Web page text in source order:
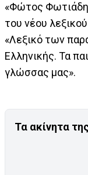
«Φώτος
του νέου
«Λεξικό των
Ελληνικής. Τα
γλώσσας μας».
Τα ακίνητα